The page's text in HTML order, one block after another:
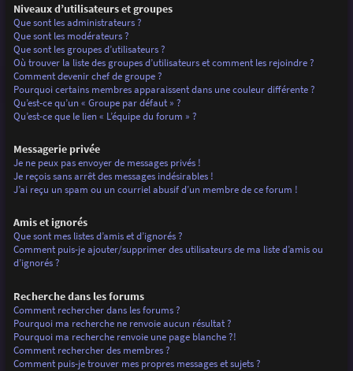
Niveaux d’utilisateurs et groupes
Que sont les administrateurs ?
Que sont les modérateurs ?
Que sont les groupes d’utilisateurs ?
Où trouver la liste des groupes d’utilisateurs et comment les rejoindre ?
Comment devenir chef de groupe ?
Pourquoi certains membres apparaissent dans une couleur différente ?
Qu’est-ce qu’un « Groupe par défaut » ?
Qu’est-ce que le lien « L’équipe du forum » ?
Messagerie privée
Je ne peux pas envoyer de messages privés !
Je reçois sans arrêt des messages indésirables !
J’ai reçu un spam ou un courriel abusif d’un membre de ce forum !
Amis et ignorés
Que sont mes listes d’amis et d’ignorés ?
Comment puis-je ajouter/supprimer des utilisateurs de ma liste d’amis ou
d’ignorés ?
Recherche dans les forums
Comment rechercher dans les forums ?
Pourquoi ma recherche ne renvoie aucun résultat ?
Pourquoi ma recherche renvoie une page blanche ?!
Comment rechercher des membres ?
Comment puis-je trouver mes propres messages et sujets ?